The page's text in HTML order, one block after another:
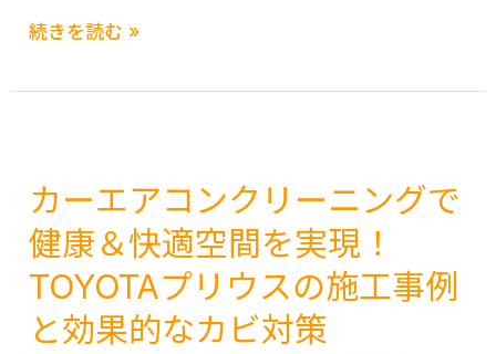
木
全
応
公
式
LINE
開
岡
留
潴
城
島
近
福
久
熊
本
【福
発】
エ
ア
コ
ン
リ
続きを読む »
カーエアコンクリーニングで
健康＆快適空間を実現！
TOYOTAプリウスの施工事例
と効果的なカビ対策